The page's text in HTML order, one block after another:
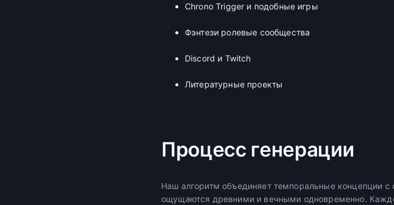
Chrono Trigger и подобные игры
Фэнтези ролевые сообщества
Discord и Twitch
Литературные проекты
Процесс генерации
Наш алгоритм объединяет темпоральные концепции
ощущаются древними и вечными одновременно.